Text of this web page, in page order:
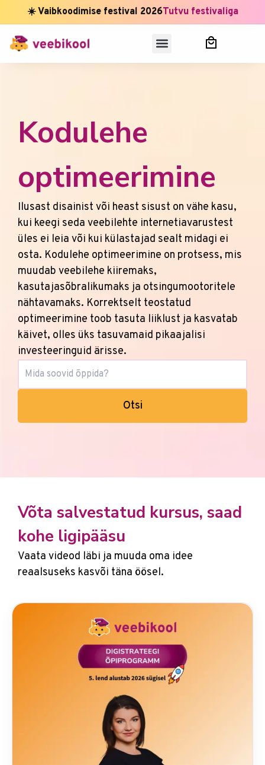
☀️ Vaibkoodimise festival 2026Tutvu festivaliga
Kodulehe
optimeerimine
Ilusast disainist või heast sisust on vähe kasu,
kui keegi seda veebilehte internetiavarustest
üles ei leia või kui külastajad sealt midagi ei
osta. Kodulehe optimeerimine on protsess, mis
muudab veebilehe kiiremaks,
kasutajasõbralikumaks ja otsingumootoritele
nähtavamaks. Korrektselt teostatud
optimeerimine toob tasuta liiklust ja kasvatab
käivet, olles üks tasuvamaid pikaajalisi
investeeringuid ärisse.
Otsi
Võta salvestatud kursus, saad
kohe ligipääsu
Vaata videod läbi ja muuda oma idee
reaalsuseks kasvõi täna öösel.